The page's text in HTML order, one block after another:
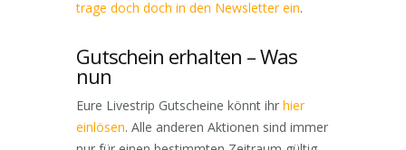
trage doch doch in den Newsletter ein.
Gutschein erhalten – Was
nun
Eure Livestrip Gutscheine könnt ihr hier
einlösen. Alle anderen Aktionen sind immer